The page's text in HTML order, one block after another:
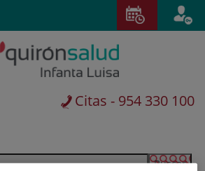
Citas - 954 330 100